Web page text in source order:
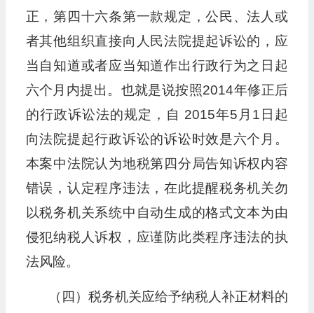
正，第四十六条第一款规定，公民、法人或
者其他组织直接向人民法院提起诉讼的，应
当自知道或者应当知道作出行政行为之日起
六个月内提出。也就是说按照2014年修正后
的行政诉讼法的规定，自 2015年5月1日起
向法院提起行政诉讼的诉讼时效是六个月。
本案中法院认为地税第四分局告知诉权内容
错误，认定程序违法，在此提醒税务机关勿
以税务机关系统中自动生成的格式文本为由
侵犯纳税人诉权，应谨防此类程序违法的执
法风险。
（四）税务机关应给予纳税人补正材料的